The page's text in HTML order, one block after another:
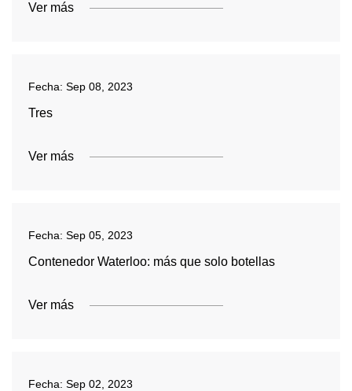
Ver más
Fecha: Sep 08, 2023
Tres
Ver más
Fecha: Sep 05, 2023
Contenedor Waterloo: más que solo botellas
Ver más
Fecha: Sep 02, 2023